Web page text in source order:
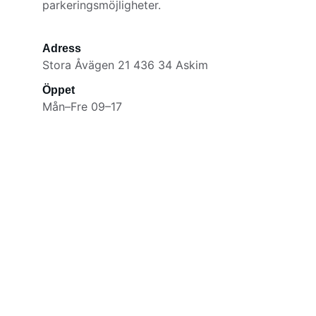
parkeringsmöjligheter.
Adress
Stora Åvägen 21 436 34 Askim
Öppet
Mån–Fre 09–17